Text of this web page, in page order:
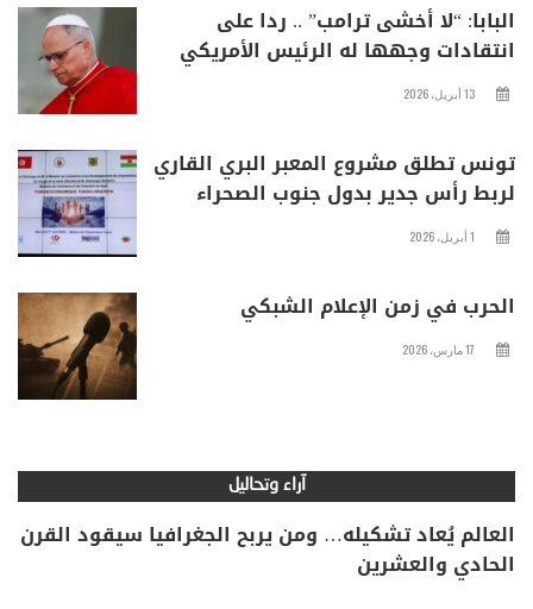
البابا: “لا أخشى ترامب” .. ردا على
انتقادات وجهها له الرئيس الأمريكي
13 أبريل، 2026
تونس تطلق مشروع المعبر البري القاري
لربط رأس جدير بدول جنوب الصحراء
1 أبريل، 2026
الحرب في زمن الإعلام الشبكي
17 مارس، 2026
آراء وتحاليل
العالم يُعاد تشكيله… ومن يربح الجغرافيا سيقود القرن
الحادي والعشرين